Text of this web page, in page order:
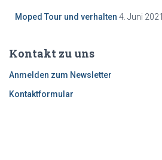
Moped Tour und verhalten 4. Juni 2021
Kontakt zu uns
Anmelden zum Newsletter
Kontaktformular